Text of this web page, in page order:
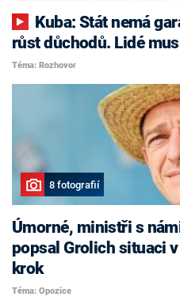
růst důchodů. Lidé
Téma: Rozhovor
8 fotografií
Úmorné, ministři s
popsal Grolich situaci
krok
Téma: Opozice